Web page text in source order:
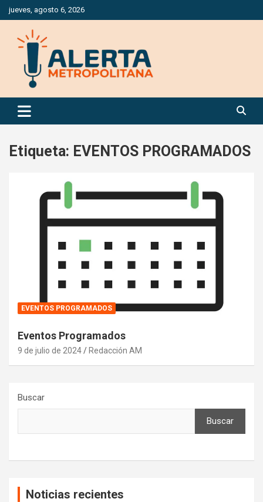
Saltar
al
contenido
jueves, agosto 6, 2026
Alerta Metropolitana
Etiqueta: EVENTOS PROGRAMADOS
EVENTOS PROGRAMADOS
Eventos Programados
9 de julio de 2024 Redacción AM
Buscar
Buscar
Noticias recientes